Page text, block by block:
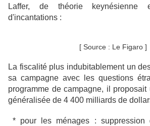
Laffer, de théorie keynésienne
d'incantations :
[ Source : Le Figaro ]
La fiscalité plus indubitablement un
sa campagne avec les questions
programme de campagne, il
généralisée de 4 400 milliards de
* pour les ménages : suppression